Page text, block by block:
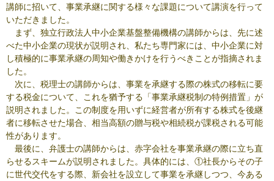
講師に招いて、事業承継に関する様々な課題について講演を行って
いただきました。
まず、独立行政法人中小企業基盤整備機構の講師からは、先に述
べた中小企業の現状が説明され、私たち専門家には、中小企業に対
し積極的に事業承継の周知や働きかけを行うべきことが指摘されま
した。
次に、税理士の講師からは、事業を承継する際の株式の移転に要
する税金について、これを猶予する「事業承継税制の特例措置」が
説明されました。この制度を用いずに経営者が所有する株式を後継
者に移転させた場合、相当高額の贈与税や相続税が課税される可能
性があります。
最後に、弁護士の講師からは、赤字会社を事業承継の際に立ち直
らせるスキームが説明されました。具体的には、①社長からその子
に世代交代をする際、新会社を設立して事業を承継しつつ、今ある